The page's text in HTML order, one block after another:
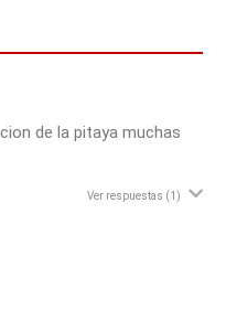
de la pitaya muchas
Ver respuestas (1)